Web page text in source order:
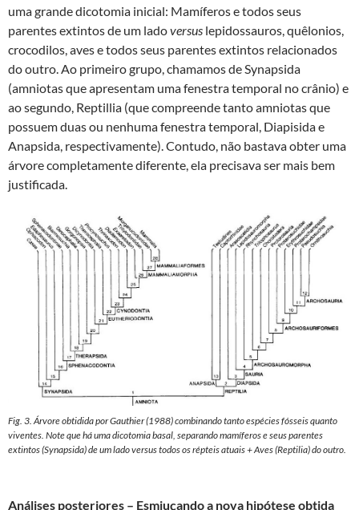
uma grande dicotomia inicial: Mamíferos e todos seus
parentes extintos de um ladoversus lepidossauros, quêlonios,
crocodilos, aves e todos seus parentes extintos relacionados
do outro. Ao primeiro grupo, chamamos de Synapsida
(amniotas que apresentam uma fenestra temporal no crânio) e
ao segundo, Reptillia (que compreende tanto amniotas que
possuem duas ou nenhuma fenestra temporal, Diapisida e
Anapsida, respectivamente). Contudo, não bastava obter uma
árvore completamente diferente, ela precisava ser mais bem
justificada.
Fig. 3. Árvore obtidida por Gauthier (1988) combinando tanto espécies fósseis quanto
viventes. Note que há uma dicotomia basal, separando mamíferos e seus parentes
extintos (Synapsida) de um lado versus todos os répteis atuais + Aves (Reptilia) do outro.
Análises posteriores – Esmiuçando a nova hipótese obtida